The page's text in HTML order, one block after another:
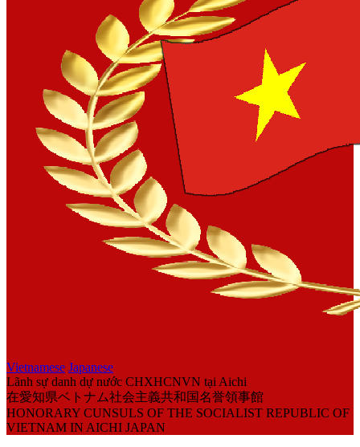
Vietnamese Japanese
Lãnh sự danh dự nước CHXHCNVN tại Aichi
在愛知県ベトナム社会主義共和国名誉領事館
HONORARY CUNSULS OF THE SOCIALIST REPUBLIC OF
VIETNAM IN AICHI JAPAN